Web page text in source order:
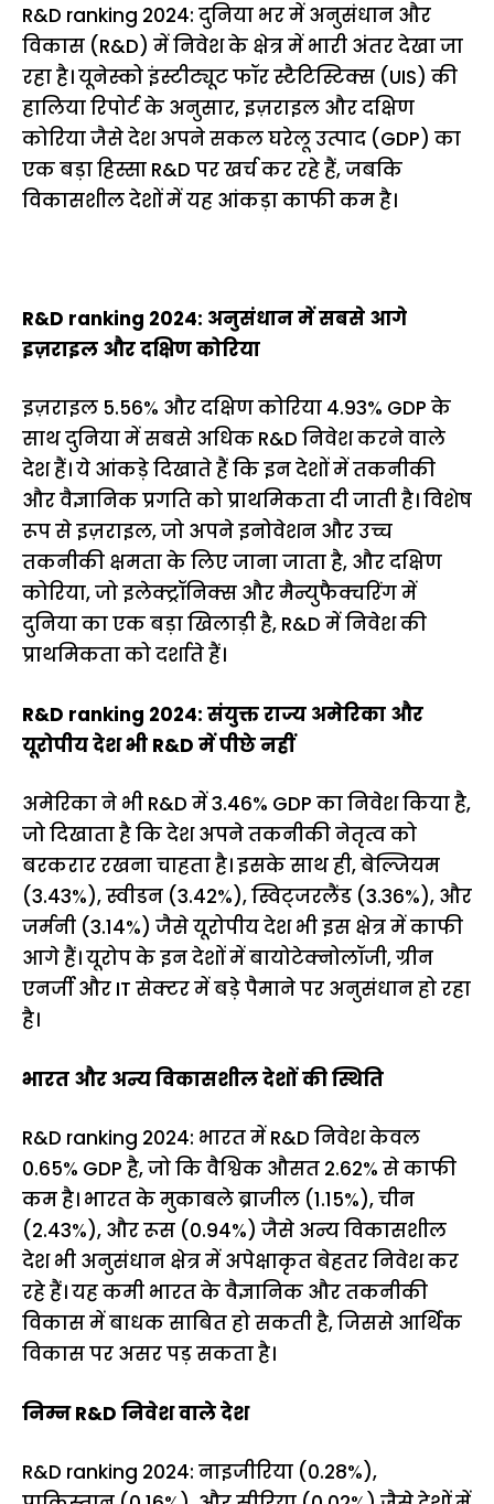
R&D ranking 2024: दुनिया भर में अनुसंधान और
विकास (R&D) में निवेश के क्षेत्र में भारी अंतर देखा जा
रहा है। यूनेस्को इंस्टीट्यूट फॉर स्टैटिस्टिक्स (UIS) की
हालिया रिपोर्ट के अनुसार, इज़राइल और दक्षिण
कोरिया जैसे देश अपने सकल घरेलू उत्पाद (GDP) का
एक बड़ा हिस्सा R&D पर खर्च कर रहे हैं, जबकि
विकासशील देशों में यह आंकड़ा काफी कम है।
R&D ranking 2024: अनुसंधान में सबसे आगे
इज़राइल और दक्षिण कोरिया
इज़राइल 5.56% और दक्षिण कोरिया 4.93% GDP के
साथ दुनिया में सबसे अधिक R&D निवेश करने वाले
देश हैं। ये आंकड़े दिखाते हैं कि इन देशों में तकनीकी
और वैज्ञानिक प्रगति को प्राथमिकता दी जाती है। विशेष
रूप से इज़राइल, जो अपने इनोवेशन और उच्च
तकनीकी क्षमता के लिए जाना जाता है, और दक्षिण
कोरिया, जो इलेक्ट्रॉनिक्स और मैन्युफैक्चरिंग में
दुनिया का एक बड़ा खिलाड़ी है, R&D में निवेश की
प्राथमिकता को दर्शाते हैं।
R&D ranking 2024: संयुक्त राज्य अमेरिका और
यूरोपीय देश भी R&D में पीछे नहीं
अमेरिका ने भी R&D में 3.46% GDP का निवेश किया है,
जो दिखाता है कि देश अपने तकनीकी नेतृत्व को
बरकरार रखना चाहता है। इसके साथ ही, बेल्जियम
(3.43%), स्वीडन (3.42%), स्विट्जरलैंड (3.36%), और
जर्मनी (3.14%) जैसे यूरोपीय देश भी इस क्षेत्र में काफी
आगे हैं। यूरोप के इन देशों में बायोटेक्नोलॉजी, ग्रीन
एनर्जी और IT सेक्टर में बड़े पैमाने पर अनुसंधान हो रहा
है।
भारत और अन्य विकासशील देशों की स्थिति
R&D ranking 2024: भारत में R&D निवेश केवल
0.65% GDP है, जो कि वैश्विक औसत 2.62% से काफी
कम है। भारत के मुकाबले ब्राजील (1.15%), चीन
(2.43%), और रूस (0.94%) जैसे अन्य विकासशील
देश भी अनुसंधान क्षेत्र में अपेक्षाकृत बेहतर निवेश कर
रहे हैं। यह कमी भारत के वैज्ञानिक और तकनीकी
विकास में बाधक साबित हो सकती है, जिससे आर्थिक
विकास पर असर पड़ सकता है।
निम्न R&D निवेश वाले देश
R&D ranking 2024: नाइजीरिया (0.28%),